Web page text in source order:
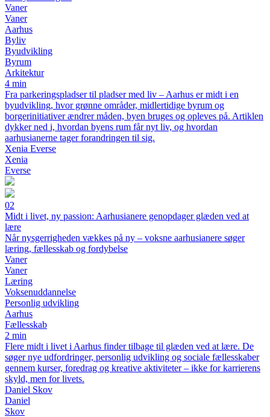
Vaner
Vaner
Aarhus
Byliv
Byudvikling
Byrum
Arkitektur
4 min
Fra parkeringspladser til pladser med liv – Aarhus er midt i en
byudvikling, hvor grønne områder, midlertidige byrum og
borgerinitiativer ændrer måden, byen bruges og opleves på. Artiklen
dykker ned i, hvordan byens rum får nyt liv, og hvordan
aarhusianerne tager forandringen til sig.
Xenia Everse
Xenia
Everse
02
Midt i livet, ny passion: Aarhusianere genopdager glæden ved at
lære
Når nysgerrigheden vækkes på ny – voksne aarhusianere søger
læring, fællesskab og fordybelse
Vaner
Vaner
Læring
Voksenuddannelse
Personlig udvikling
Aarhus
Fællesskab
2 min
Flere midt i livet i Aarhus finder tilbage til glæden ved at lære. De
søger nye udfordringer, personlig udvikling og sociale fællesskaber
gennem kurser, foredrag og kreative aktiviteter – ikke for karrierens
skyld, men for livets.
Daniel Skov
Daniel
Skov